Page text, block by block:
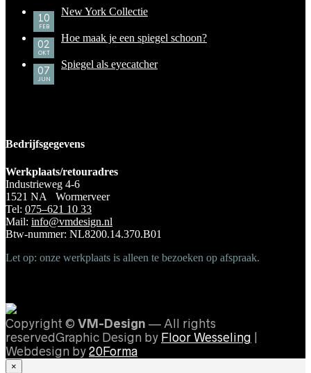
10
FEB
New York Collectie
02
OKT
Hoe maak je een spiegel schoon?
07
JUN
Spiegel als eyecatcher
Bedrijfsgegevens
Werkplaats/retouradres
Industrieweg 4-6
1521 NA Wormerveer
Tel: 075–621 10 33
Mail: info@vmdesign.nl
Btw-nummer: NL8200.14.370.B01
Let op: onze werkplaats is alleen te bezoeken op afspraak.
Copyright © VM-Design — All rights
reservedGraphic Design by Floor Wesseling
Webdesign by 20Forma
×